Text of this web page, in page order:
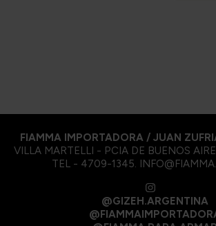
FIAMMA IMPORTADORA / JUAN
VILLA MARTELLI - PCIA DE BUENOS
TEL - 4709-1345.
@GIZEH.ARGENTINA